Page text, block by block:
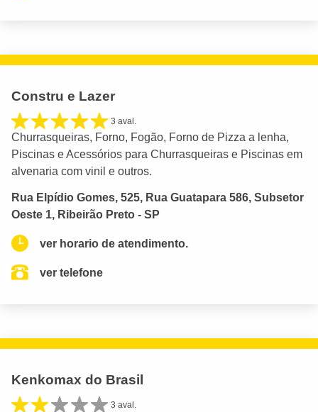
Constru e Lazer
3 aval.
Churrasqueiras, Forno, Fogão, Forno de Pizza a lenha,
Piscinas e Acessórios para Churrasqueiras e Piscinas em
alvenaria com vinil e outros.
Rua Elpídio Gomes, 525, Rua Guatapara 586, Subsetor
Oeste 1, Ribeirão Preto - SP
ver horario de atendimento.
ver telefone
Kenkomax do Brasil
3 aval.